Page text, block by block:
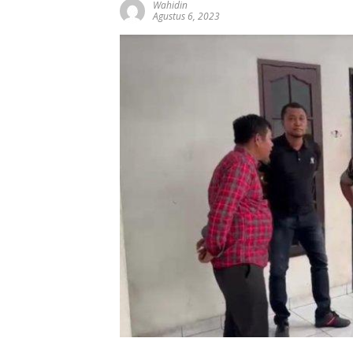
Wahidin
Agustus 6, 2023